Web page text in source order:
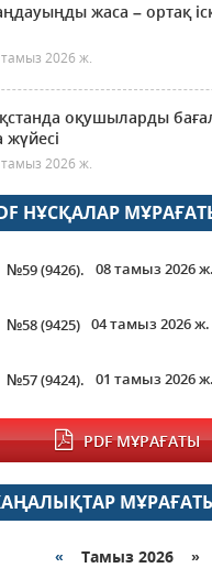
жаса – ортақ
2026 ж.
оқушыларды
2026 ж.
НҰСҚАЛАР
№59 (9426). 08 тамыз 2026 ж.
№58 (9425) 04 тамыз 2026 ж.
№57 (9424). 01 тамыз 2026 ж.
PDF МҰРАҒАТЫ
« Тамыз 2026 »